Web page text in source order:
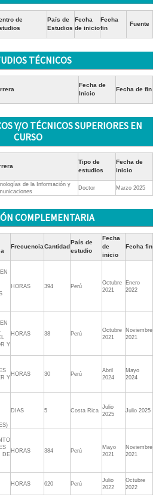
de
País de
Estudios
Fecha
de inicio
Fecha
fin
Fuente
TÉCNICOS
Fecha de
Inicio
Fecha de fin
Y/O TÉCNICOS SUPERIORES EN
CURSO
Tipo de
estudios
Fecha de
inicio
de la Información y
Doctor Marzo 2025
COMPLEMENTARIA
FrecuenciaCantidad
País de
estudio
Fecha
de
inicio
Fecha fin
HORAS 394 Perú
Octubre
2021
Enero
2022
Y
HORAS 38 Perú
Octubre
2021
Noviembre
2021
Y
HORAS 30 Perú
Abril
2024
Mayo
2024
DIAS 5 Costa Rica
Julio
2025
Julio 2025
DE
HORAS 384 Perú
Mayo
2021
Noviembre
2021
HORAS 620 Perú
Julio
2022
Octubre
2022